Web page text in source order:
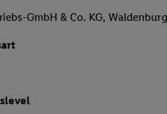
GmbH & Co. KG,